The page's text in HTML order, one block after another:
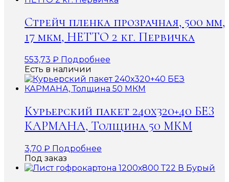
Стрейч пленка прозрачная, 500 мм,
17 мкм, НЕТТО 2 кг. Первичка
553,73 ₽ Подробнее
Есть в наличии
Курьерский пакет 240х320+40 БЕЗ
КАРМАНА, Толщина 50 МКМ
3,70 ₽ Подробнее
Под заказ